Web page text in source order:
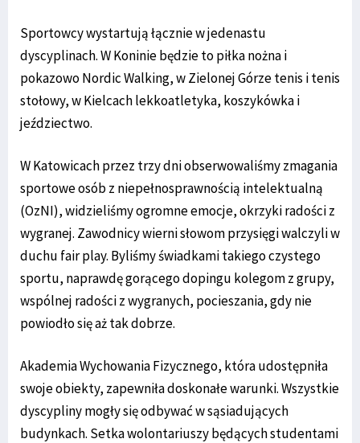
Sportowcy wystartują łącznie w jedenastu
dyscyplinach. W Koninie będzie to piłka nożna i
pokazowo Nordic Walking, w Zielonej Górze tenis i tenis
stołowy, w Kielcach lekkoatletyka, koszykówka i
jeździectwo.
W Katowicach przez trzy dni obserwowaliśmy zmagania
sportowe osób z niepełnosprawnością intelektualną
(OzNI), widzieliśmy ogromne emocje, okrzyki radości z
wygranej. Zawodnicy wierni słowom przysięgi walczyli w
duchu fair play. Byliśmy świadkami takiego czystego
sportu, naprawdę gorącego dopingu kolegom z grupy,
wspólnej radości z wygranych, pocieszania, gdy nie
powiodło się aż tak dobrze.
Akademia Wychowania Fizycznego, która udostępniła
swoje obiekty, zapewniła doskonałe warunki. Wszystkie
dyscypliny mogły się odbywać w sąsiadujących
budynkach. Setka wolontariuszy będących studentami